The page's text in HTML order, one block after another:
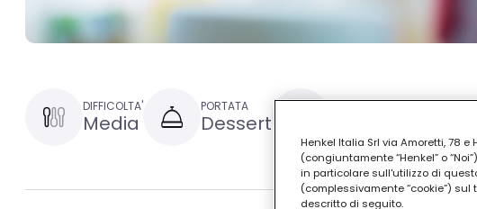
DIFFICOLTA'
Media
PORTATA
Dessert
TEMPO DI PREPARAZIONE
Henkel Italia Srl via Amoretti, 78 e
(congiuntamente “Henkel” o
in particolare sull'utilizzo di
(complessivamente “cookie”)
descritto di seguito.